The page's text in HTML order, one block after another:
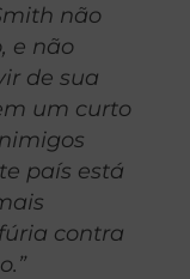
não
e não
de sua
um curto
país está
contra